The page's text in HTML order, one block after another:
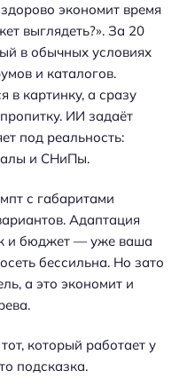
экономит время
выглядеть?». За 20
в обычных условиях
и каталогов.
в картинку, а сразу
ИИ задаёт
под реальность:
и СНиПы.
с габаритами
Адаптация
и бюджет — уже ваша
бессильна. Но зато
а это экономит и
который работает у
подсказка.